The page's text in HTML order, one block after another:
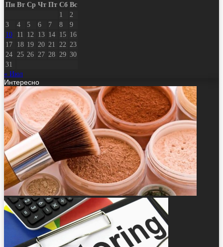
Пн Вт Ср Чт Пт Сб Вс
1
2
3
4 5 6 7 8
9
10
11 12 13 14 15 16
17
18 19 20 21 22 23
24
25 26 27 28 29 30
31
« Июл
Интересно